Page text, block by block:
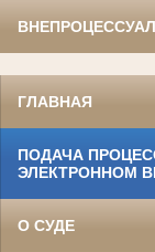
ГЛАВНАЯ
ПОДАЧА
ЭЛЕКТРОННОМ
О СУДЕ